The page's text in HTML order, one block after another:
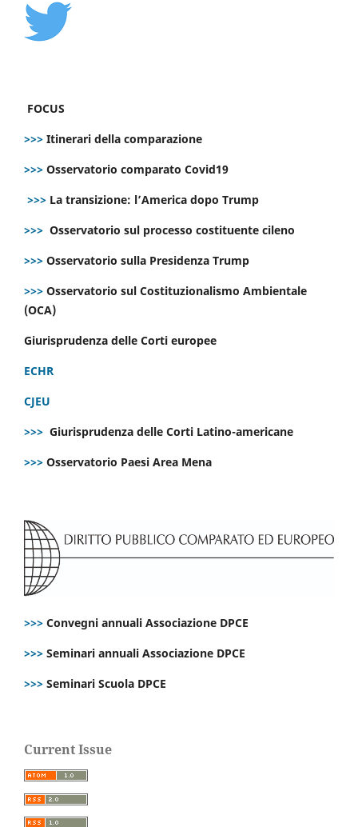
FOCUS
>>> Itinerari della comparazione
>>> Osservatorio comparato Covid19
>>> La transizione: l’America dopo Trump
>>> Osservatorio sul processo costituente cileno
>>> Osservatorio sulla Presidenza Trump
>>> Osservatorio sul Costituzionalismo Ambientale
(OCA)
Giurisprudenza delle Corti europee
ECHR
CJEU
>>> Giurisprudenza delle Corti Latino-americane
>>> Osservatorio Paesi Area Mena
>>> Convegni annuali Associazione DPCE
>>> Seminari annuali Associazione DPCE
>>> Seminari Scuola DPCE
Current Issue